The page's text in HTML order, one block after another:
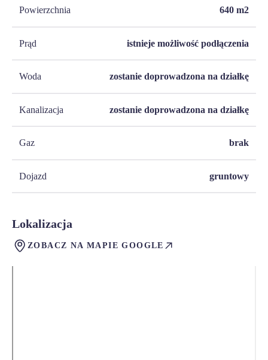
Powierzchnia 640 m2
Prąd istnieje możliwość podłączenia
Woda zostanie doprowadzona na działkę
Kanalizacja zostanie doprowadzona na działkę
Gaz brak
Dojazd gruntowy
Lokalizacja
ZOBACZ NA MAPIE GOOGLE